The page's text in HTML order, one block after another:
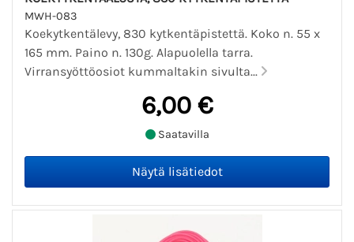
MWH-083
Koekytkentälevy, 830 kytkentäpistettä. Koko n. 55 x
165 mm. Paino n. 130g. Alapuolella tarra.
Virransyöttöosiot kummaltakin sivulta...
6,00 €
Saatavilla